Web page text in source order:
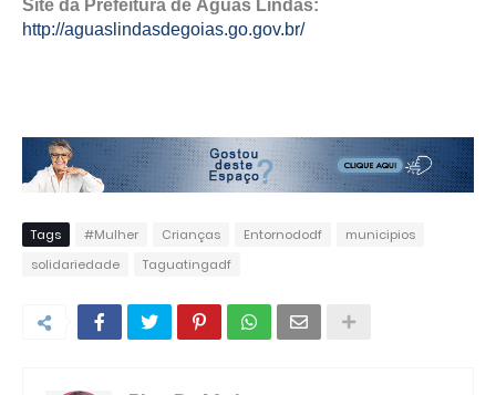
Site da Prefeitura de Águas Lindas:
http://aguaslindasdegoias.go.gov.br/
Tags #Mulher Crianças Entornododf
municipios
solidariedade
Taguatingadf